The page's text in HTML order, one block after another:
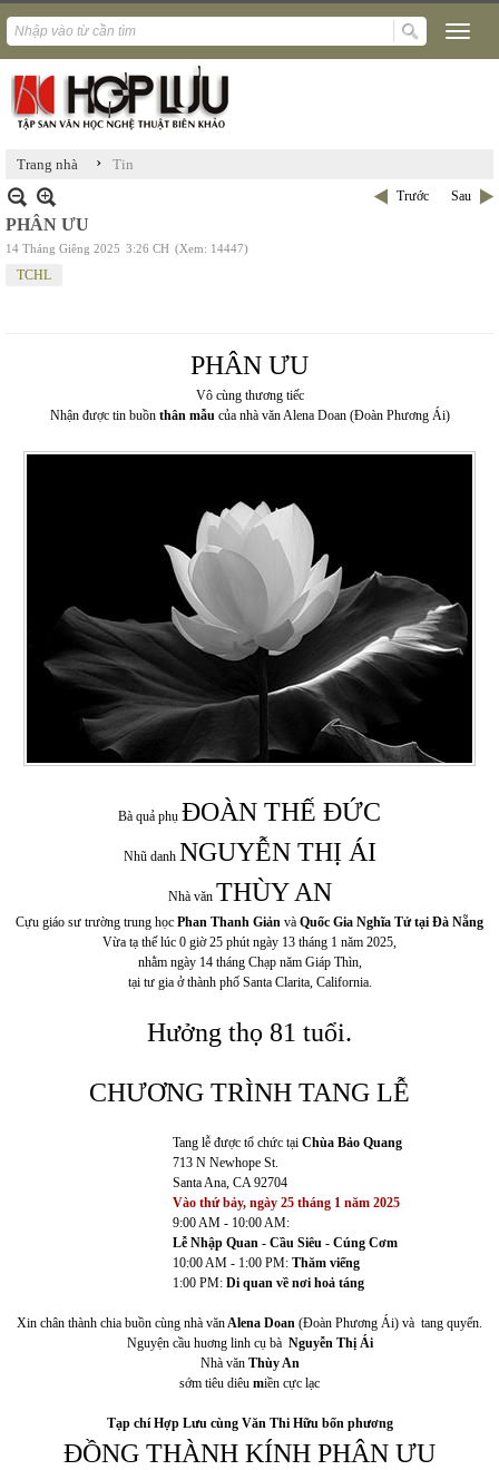
Trang nhà › Tin
Trước Sau
PHÂN ƯU
14 Tháng Giêng 2025 3:26 CH (Xem: 14447)
TCHL
PHÂN ƯU
Vô cùng thương tiếc
Nhận được tin buồn thân mẫucủa nhà văn Alena Doan (Đoàn Phương Ái)
Bà quả phụ ĐOÀN THẾ ĐỨC
Nhũ danh NGUYỄN THỊ ÁI
Nhà văn THÙY AN
Cựu giáo sư trường trung học Phan Thanh Giản và Quốc Gia Nghĩa Tử tại Đà Nẵng
Vừa tạ thế lúc 0 giờ 25 phút ngày 13 tháng 1 năm 2025,
nhằm ngày 14 tháng Chạp năm Giáp Thìn,
tại tư gia ở thành phố Santa Clarita, California.
Hưởng thọ 81 tuổi.
CHƯƠNG TRÌNH TANG LỄ
Tang lễ được tổ chức tại Chùa Bảo Quang
713 N Newhope St.
Santa Ana, CA 92704
Vào thứ bảy, ngày 25 tháng 1 năm 2025
9:00 AM - 10:00 AM:
Lễ Nhập Quan - Cầu Siêu - Cúng Cơm
10:00 AM - 1:00 PM: Thăm viếng
1:00 PM: Di quan về nơi hoả táng
Xin chân thành chia buồn cùng nhà vănAlena Doan (Đoàn Phương Ái) và tang quyến.
Nguyện cầu huơng linh cụ bà Nguyễn Thị Ái
Nhà vănThùy An
sớm tiêu diêu miền cực lạc
Tạp chí Hợp Lưu cùng Văn Thi Hữu bốn phương
ĐỒNG THÀNH KÍNH PHÂN ƯU